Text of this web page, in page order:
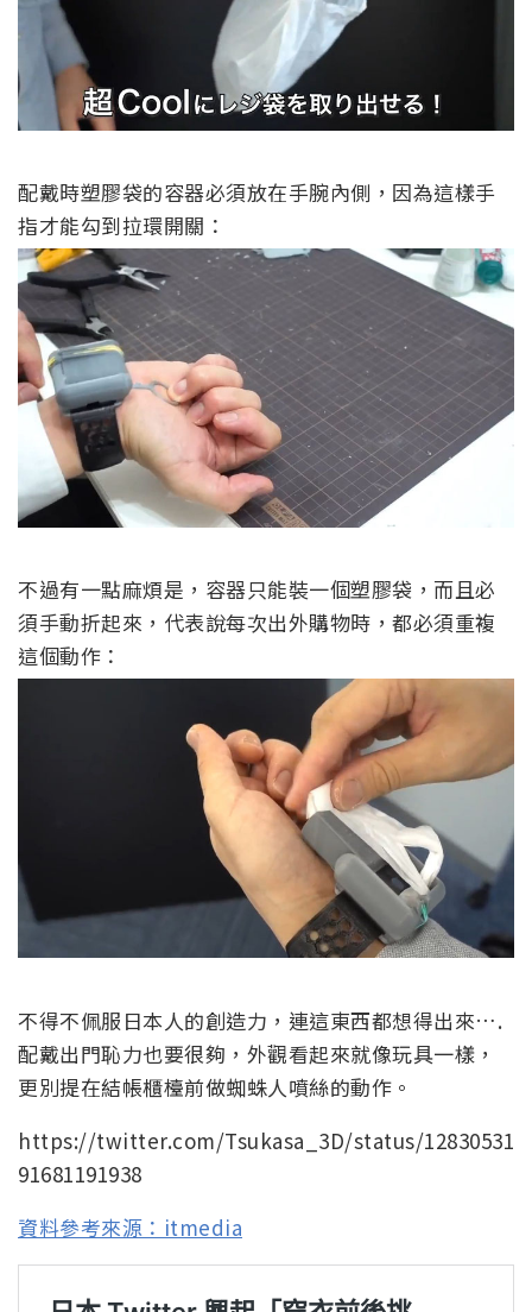
配戴時塑膠袋的容器必須放在手腕內側，因為這樣手
指才能勾到拉環開關：
不過有一點麻煩是，容器只能裝一個塑膠袋，而且必
須手動折起來，代表說每次出外購物時，都必須重複
這個動作：
不得不佩服日本人的創造力，連這東西都想得出來….
配戴出門恥力也要很夠，外觀看起來就像玩具一樣，
更別提在結帳櫃檯前做蜘蛛人噴絲的動作。
https://twitter.com/Tsukasa_3D/status/12830531
91681191938
資料參考來源：itmedia